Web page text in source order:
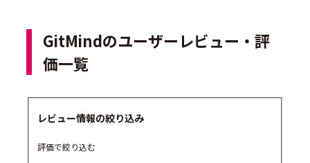
GitMindのユーザーレビュー・評
価一覧
レビュー情報の絞り込み
評価で絞り込む